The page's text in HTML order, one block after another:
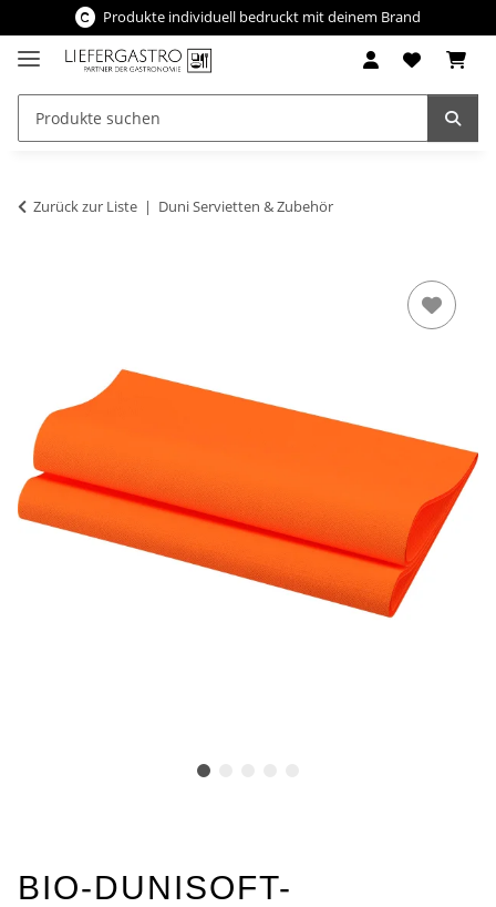
Produkte individuell bedruckt mit deinem Brand
Zurück zur Liste Duni Servietten & Zubehör
BIO-DUNISOFT-